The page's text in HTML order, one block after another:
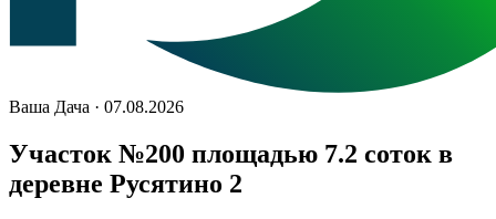
Ваша Дача · 07.08.2026
Участок №200 площадью 7.2 соток в
деревне Русятино 2